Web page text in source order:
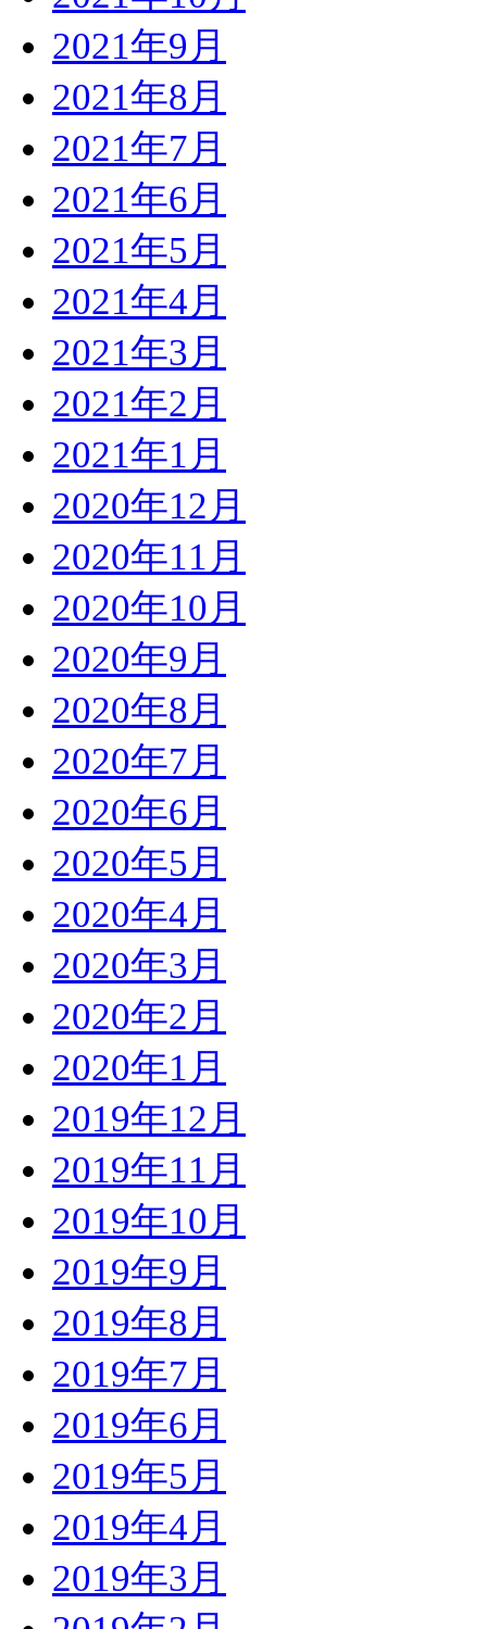
2021年9月
2021年8月
2021年7月
2021年6月
2021年5月
2021年4月
2021年3月
2021年2月
2021年1月
2020年12月
2020年11月
2020年10月
2020年9月
2020年8月
2020年7月
2020年6月
2020年5月
2020年4月
2020年3月
2020年2月
2020年1月
2019年12月
2019年11月
2019年10月
2019年9月
2019年8月
2019年7月
2019年6月
2019年5月
2019年4月
2019年3月